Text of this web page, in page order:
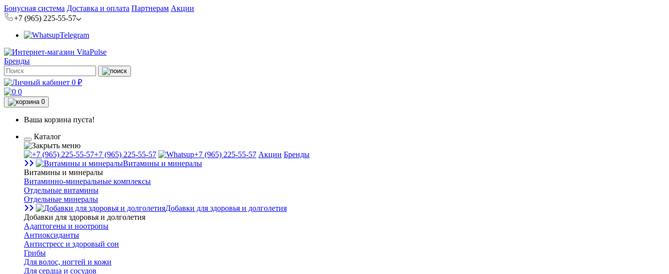
Бонусная система Доставка и оплата Партнерам Акции
+7 (965) 225-55-57
Telegram
Бренды
0 ₽
0
0
Ваша корзина пуста!
Каталог
+7 (965) 225-55-57 +7 (965) 225-55-57 Акции Бренды
Витамины и минералы
Витамины и минералы
Витаминно-минеральные комплексы
Отдельные витамины
Отдельные минералы
Добавки для здоровья и долголетия
Добавки для здоровья и долголетия
Адаптогены и ноотропы
Антиоксиданты
Антистресс и здоровый сон
Грибы
Для волос, ногтей и кожи
Для сердца и сосудов